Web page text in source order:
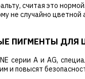
считая это
не случайно
ПИГМЕНТЫ ДЛЯ
серии А и AG,
и повысят